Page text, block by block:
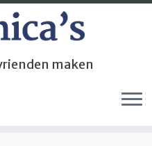
maken